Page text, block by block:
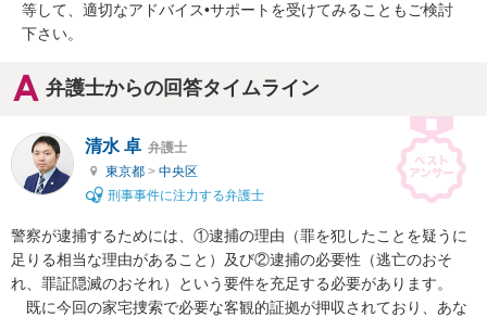
等して、適切なアドバイス•サポートを受けてみることもご検討
下さい。
弁護士からの回答タイムライン
清水 卓 弁護士
東京都 > 中央区
刑事事件に注力する弁護士
警察が逮捕するためには、①逮捕の理由（罪を犯したことを疑うに
足りる相当な理由があること）及び②逮捕の必要性（逃亡のおそ
れ、罪証隠滅のおそれ）という要件を充足する必要があります。
既に今回の家宅捜索で必要な客観的証拠が押収されており、あな